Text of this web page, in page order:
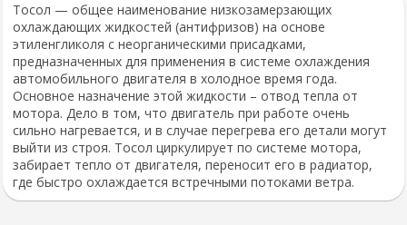
Тосол — общее наименование низкозамерзающих
охлаждающих жидкостей (антифризов) на основе
этиленгликоля с неорганическими присадками,
предназначенных для применения в системе охлаждения
автомобильного двигателя в холодное время года.
Основное назначение этой жидкости – отвод тепла от
мотора. Дело в том, что двигатель при работе очень
сильно нагревается, и в случае перегрева его детали могут
выйти из строя. Тосол циркулирует по системе мотора,
забирает тепло от двигателя, переносит его в радиатор,
где быстро охлаждается встречными потоками ветра.